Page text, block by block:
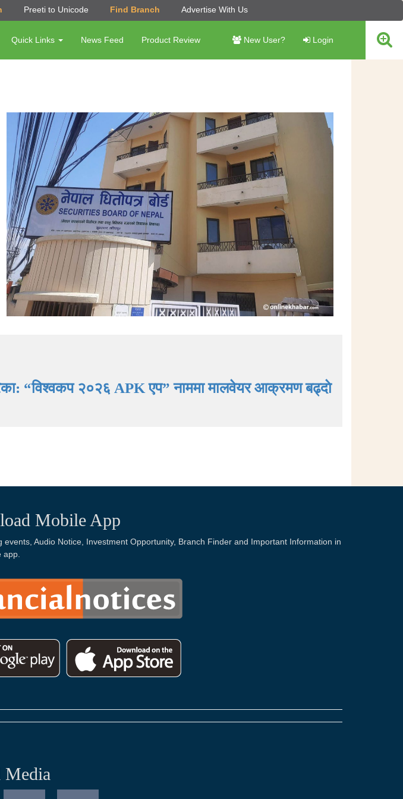
Preeti to Unicode Find Branch Advertise With Us
Quick Links News Feed Product Review New User? Login
“विश्वकप २०२६ APK एप” नाममा मालवेयर आक्रमण बढ्दाे
Mobile App
Audio Notice, Investment Opportunity, Branch Finder and Important Information in
app.
Media